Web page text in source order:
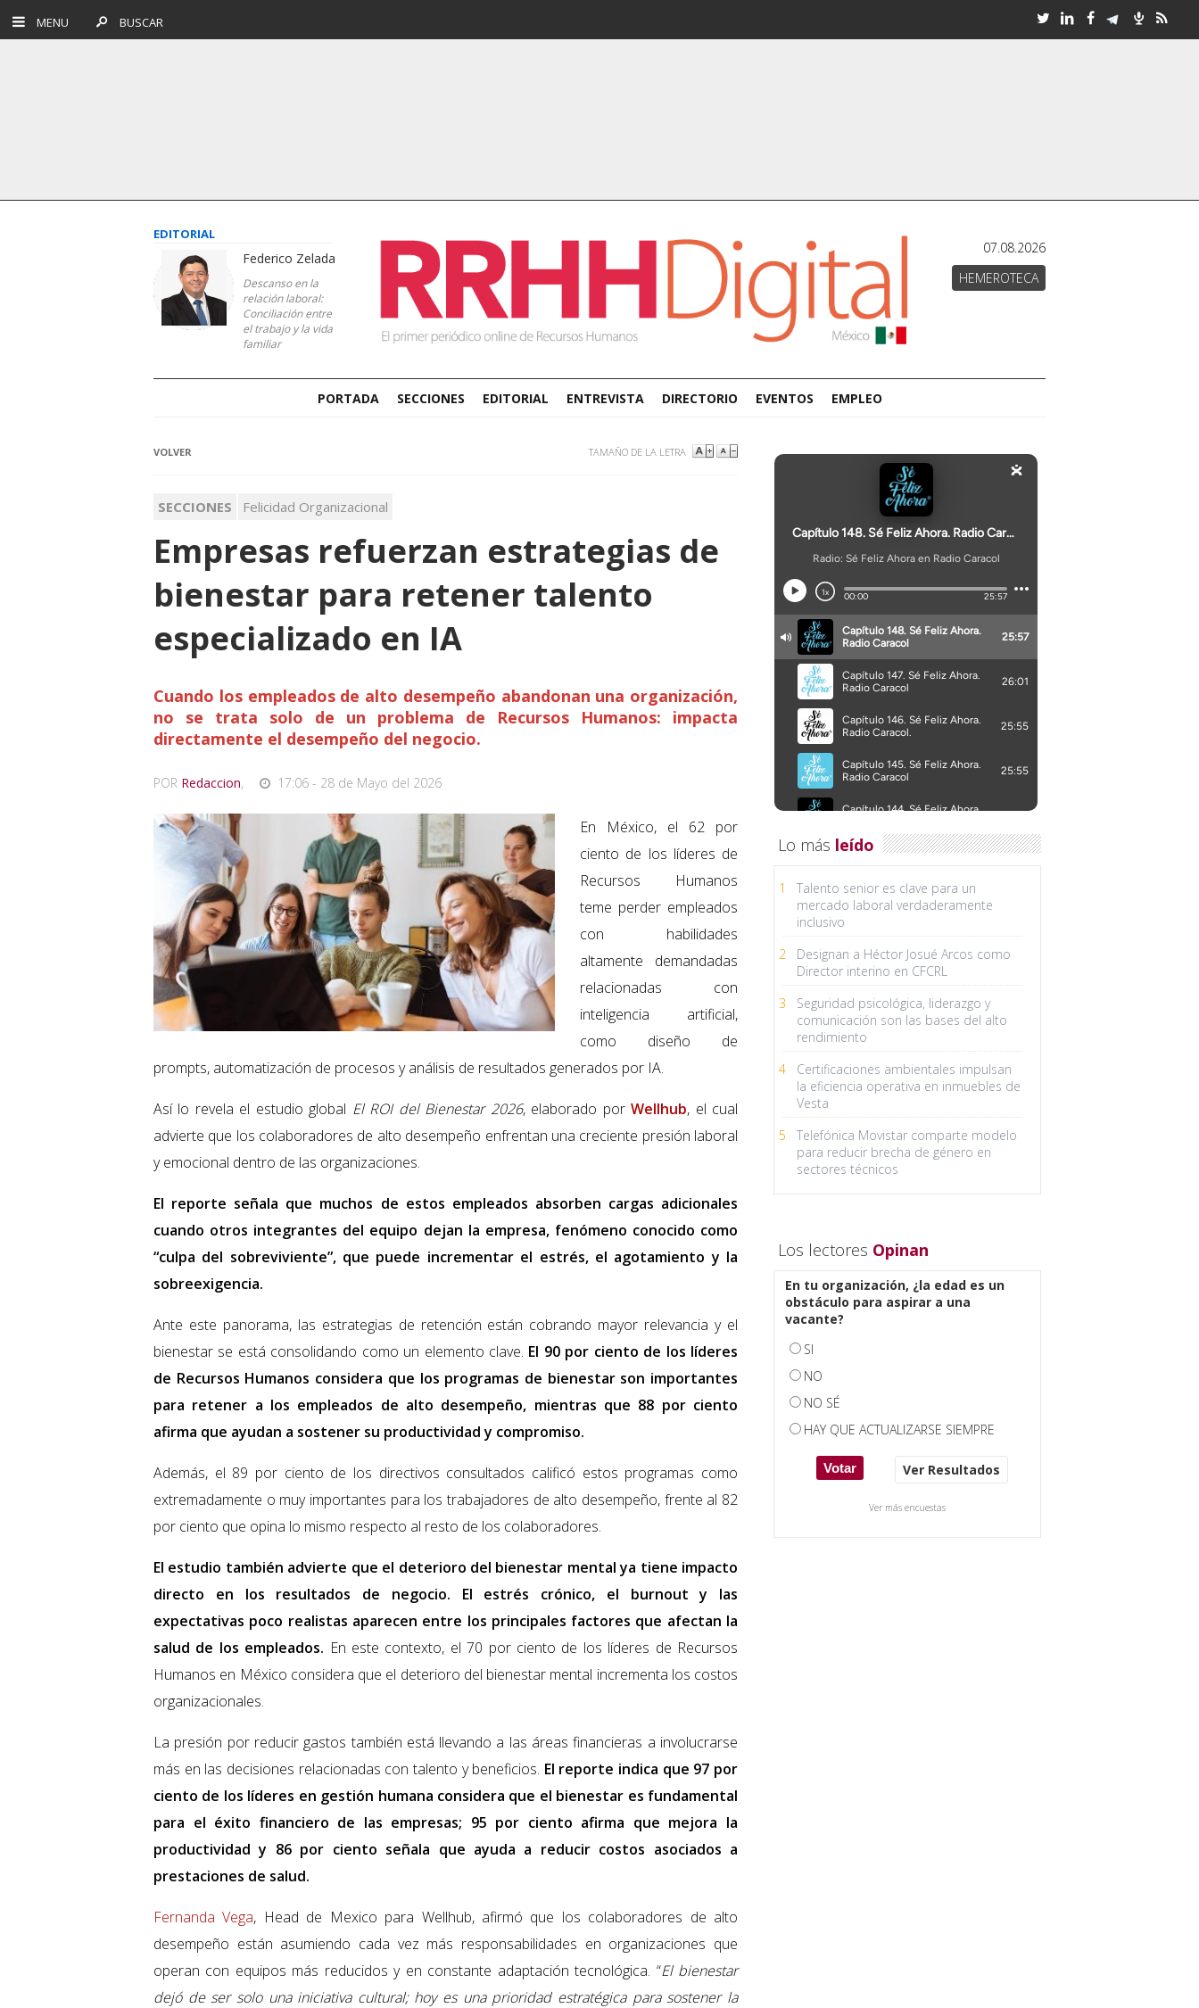
MENU BUSCAR
EDITORIAL
Federico Zelada
Descanso en la
relación laboral:
Conciliación entre
el trabajo y la vida
familiar
07.08.2026
HEMEROTECA
PORTADA SECCIONES EDITORIAL ENTREVISTA DIRECTORIO EVENTOS EMPLEO
VOLVER TAMAÑO DE LA LETRA
SECCIONES Felicidad Organizacional
Empresas refuerzan estrategias de
bienestar para retener talento
especializado en IA
Cuando los empleados de alto desempeño abandonan una organización,
no se trata solo de un problema de Recursos Humanos: impacta
directamente el desempeño del negocio.
POR Redaccion, 17:06 - 28 de Mayo del 2026
En México, el 62 por
ciento de los líderes de
Recursos Humanos
teme perder empleados
con habilidades
altamente demandadas
relacionadas con
inteligencia artificial,
como diseño de
prompts, automatización de procesos y análisis de resultados generados por IA.
Así lo revela el estudio global El ROI del Bienestar 2026, elaborado porWellhub, el cual
advierte que los colaboradores de alto desempeño enfrentan una creciente presión laboral
y emocional dentro de las organizaciones.
El reporte señala que muchos de estos empleados absorben cargas adicionales
cuando otros integrantes del equipo dejan la empresa, fenómeno conocido como
“culpa del sobreviviente”, que puede incrementar el estrés, el agotamiento y la
sobreexigencia.
Ante este panorama, las estrategias de retención están cobrando mayor relevancia y el
bienestar se está consolidando como un elemento clave. El 90 por ciento de los líderes
de Recursos Humanos considera que los programas de bienestar son importantes
para retener a los empleados de alto desempeño, mientras que 88 por ciento
afirma que ayudan a sostener su productividad y compromiso.
Además, el 89 por ciento de los directivos consultados calificó estos programas como
extremadamente o muy importantes para los trabajadores de alto desempeño, frente al 82
por ciento que opina lo mismo respecto al resto de los colaboradores.
El estudio también advierte que el deterioro del bienestar mental ya tiene impacto
directo en los resultados de negocio. El estrés crónico, el burnout y las
expectativas poco realistas aparecen entre los principales factores que afectan la
salud de los empleados. En este contexto, el 70 por ciento de los líderes de Recursos
Humanos en México considera que el deterioro del bienestar mental incrementa los costos
organizacionales.
La presión por reducir gastos también está llevando a las áreas financieras a involucrarse
más en las decisiones relacionadas con talento y beneficios. El reporte indica que 97 por
ciento de los líderes en gestión humana considera que el bienestar es fundamental
para el éxito financiero de las empresas; 95 por ciento afirma que mejora la
productividad y 86 por ciento señala que ayuda a reducir costos asociados a
prestaciones de salud.
Fernanda Vega, Head de Mexico para Wellhub, afirmó que los colaboradores de alto
desempeño están asumiendo cada vez más responsabilidades en organizaciones que
operan con equipos más reducidos y en constante adaptación tecnológica. “El bienestar
dejó de ser solo una iniciativa cultural; hoy es una prioridad estratégica para sostener la
Lo más leído
1
Talento senior es clave para un
mercado laboral verdaderamente
inclusivo
2
Designan a Héctor Josué Arcos como
Director interino en CFCRL
3
Seguridad psicológica, liderazgo y
comunicación son las bases del alto
rendimiento
4
Certificaciones ambientales impulsan
la eficiencia operativa en inmuebles de
Vesta
5
Telefónica Movistar comparte modelo
para reducir brecha de género en
sectores técnicos
Los lectores Opinan
En tu organización, ¿la edad es un
obstáculo para aspirar a una
vacante?
SI
NO
NO SÉ
HAY QUE ACTUALIZARSE SIEMPRE
Ver Resultados
Ver más encuestas